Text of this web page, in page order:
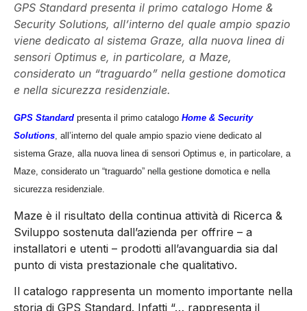
GPS Standard presenta il primo catalogo Home &
Security Solutions, all’interno del quale ampio spazio
viene dedicato al sistema Graze, alla nuova linea di
sensori Optimus e, in particolare, a Maze,
considerato un “traguardo” nella gestione domotica
e nella sicurezza residenziale.
GPS Standard presenta il primo catalogo Home & Security
Solutions , all’interno del quale ampio spazio viene dedicato al
sistema Graze, alla nuova linea di sensori Optimus e, in particolare, a
Maze, considerato un “traguardo” nella gestione domotica e nella
sicurezza residenziale.
Maze è il risultato della continua attività di Ricerca &
Sviluppo sostenuta dall’azienda per offrire – a
installatori e utenti – prodotti all’avanguardia sia dal
punto di vista prestazionale che qualitativo.
Il catalogo rappresenta un momento importante nella
storia di GPS Standard. Infatti “… rappresenta il